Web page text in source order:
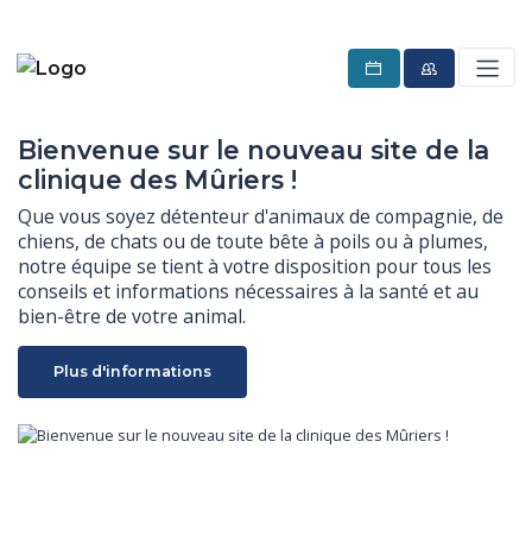
Bienvenue sur le nouveau site de la
clinique des Mûriers !
Que vous soyez détenteur d'animaux de compagnie, de
chiens, de chats ou de toute bête à poils ou à plumes,
notre équipe se tient à votre disposition pour tous les
conseils et informations nécessaires à la santé et au
bien-être de votre animal.
Plus d'informations